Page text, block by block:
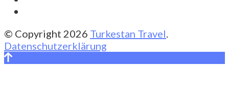
© Copyright 2026 Turkestan Travel
Datenschutzerklärung